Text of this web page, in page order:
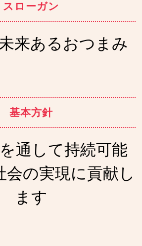
スローガン
来あるおつまみ
基本方針
通して持続可能
会の実現に貢献し
ます